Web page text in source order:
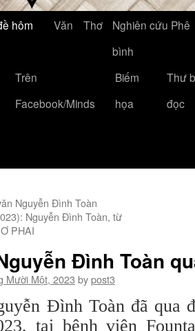
hôm
Văn Thơ
Nghiên cứu Phê
bình
Trên
Facebook/Minds
Biếm
họa
Thư
đọc
Nguyễn Đình Toàn
Nguyễn Đình Toàn, từ
PHAI
Đình Toàn
Mười Một, 2023 bypost3
Đình Toàn đã qua
tại bệnh viện